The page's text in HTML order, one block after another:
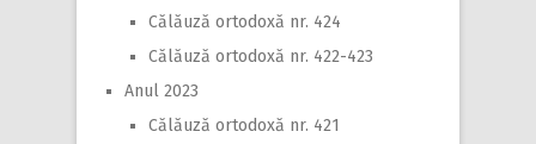
Călăuză ortodoxă nr. 424
Călăuză ortodoxă nr. 422-423
Anul 2023
Călăuză ortodoxă nr. 421